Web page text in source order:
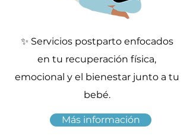
✨ Servicios postparto enfocados
en tu recuperación física,
emocional y el bienestar junto a tu
bebé.
Más información